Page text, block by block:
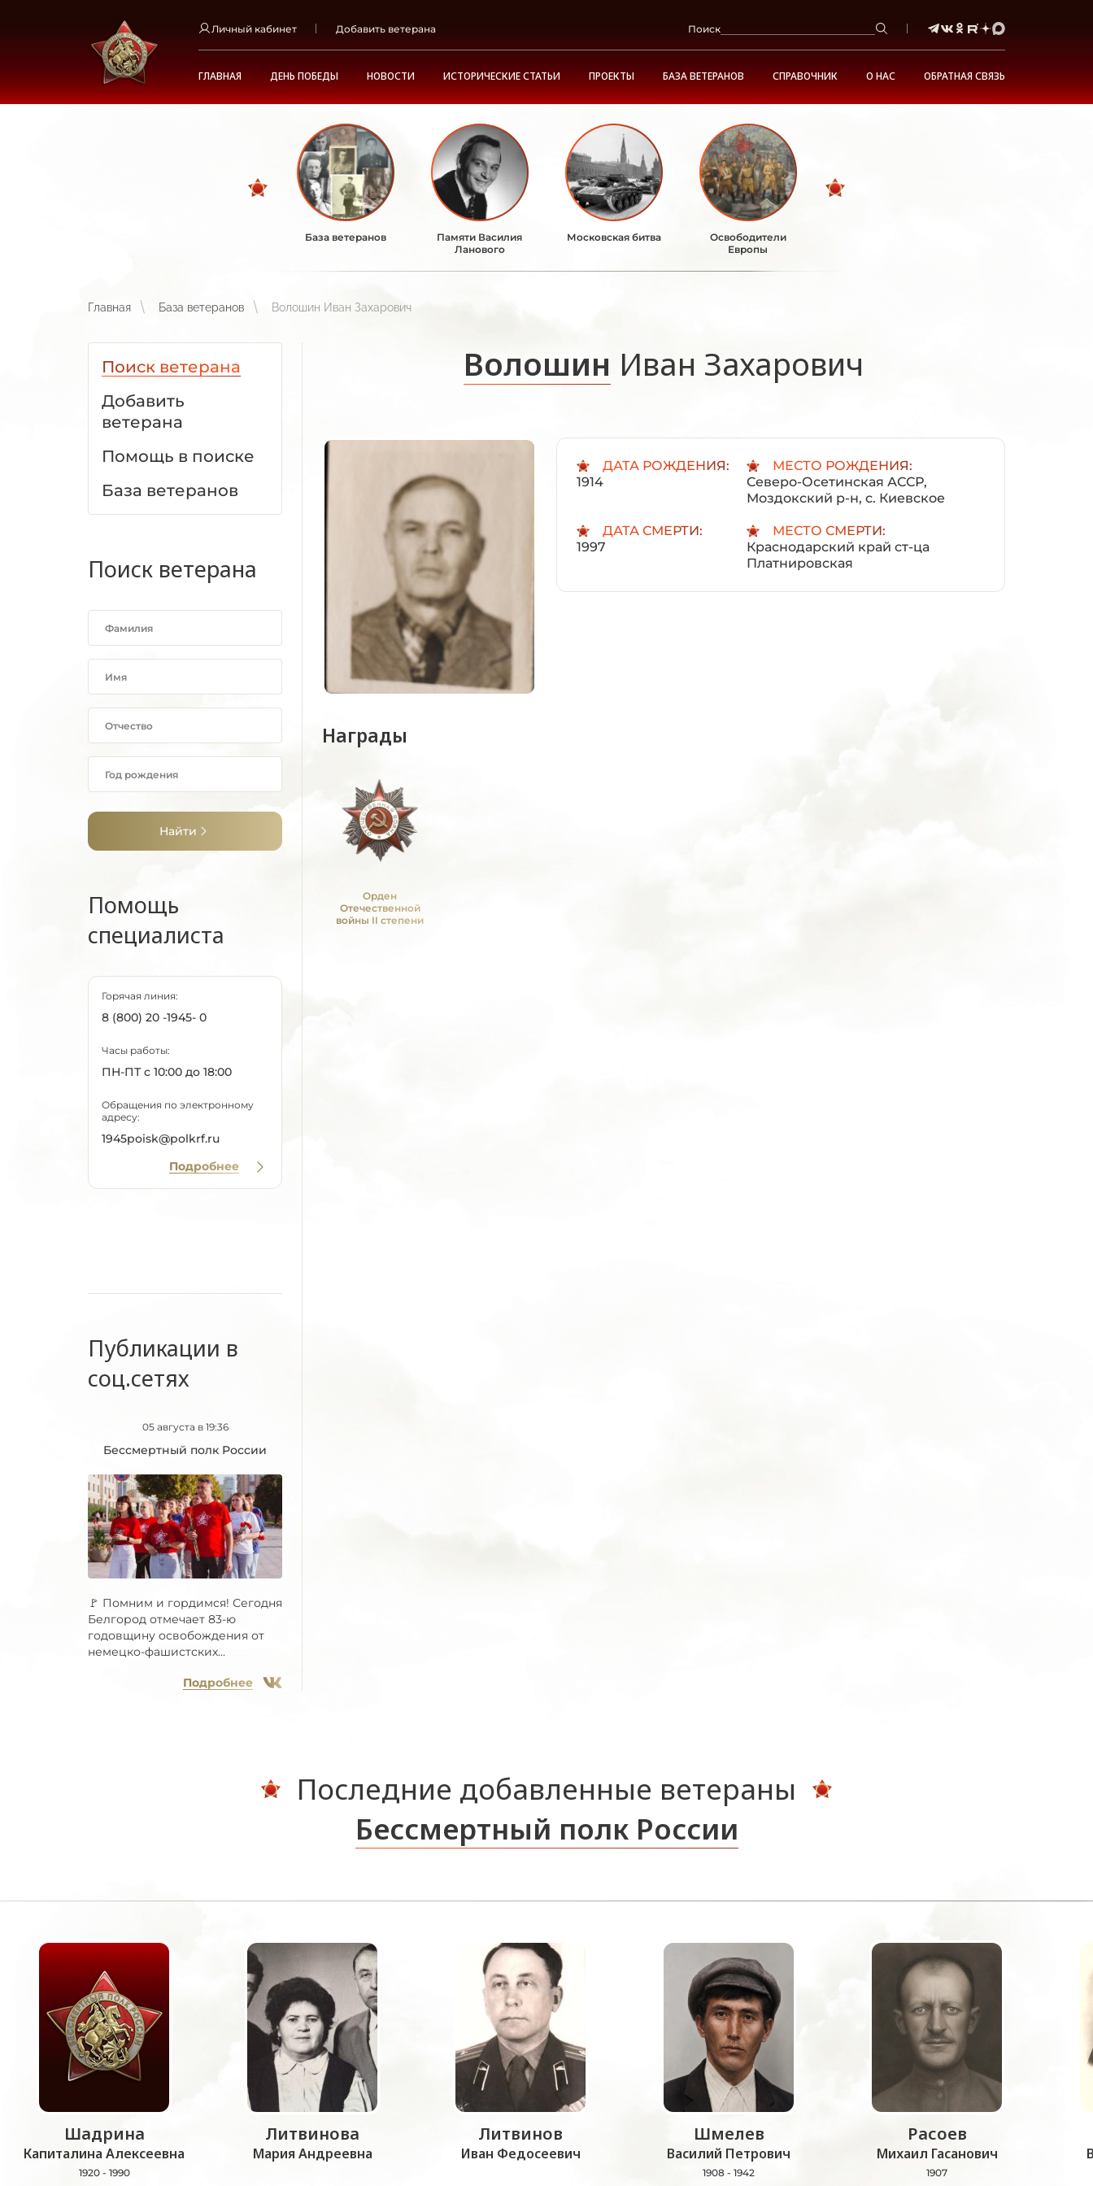
Личный кабинет Добавить ветерана Поиск
ГЛАВНАЯ ДЕНЬ ПОБЕДЫ НОВОСТИ ИСТОРИЧЕСКИЕ СТАТЬИ ПРОЕКТЫ БАЗА ВЕТЕРАНОВ СПРАВОЧНИК О НАС ОБРАТНАЯ СВЯЗЬ
База ветеранов
Памяти Василия
Ланового
Московская битва
Освободители
Европы
Главная База ветеранов Волошин Иван Захарович
Поиск ветерана
Добавить
ветерана
Помощь в поиске
База ветеранов
Поиск ветерана
Найти
Помощь
специалиста
Горячая линия:
8 (800) 20 -1945- 0
Часы работы:
ПН-ПТ с 10:00 до 18:00
Обращения по электронному
адресу:
1945poisk@polkrf.ru
Подробнее
Публикации в
соц.сетях
05 августа в 19:36
Бессмертный полк России
🚩 Помним и гордимся! Сегодня
Белгород отмечает 83-ю
годовщину освобождения от
немецко-фашистских...
Подробнее
Волошин Иван Захарович
ДАТА РОЖДЕНИЯ:
1914
МЕСТО РОЖДЕНИЯ:
Северо-Осетинская АССР,
Моздокский р-н, с. Киевское
ДАТА СМЕРТИ:
1997
МЕСТО СМЕРТИ:
Краснодарский край ст-ца
Платнировская
Награды
Орден
Отечественной
войны II степени
Последние добавленные ветераны
Бессмертный полк России
Шадрина
Капиталина Алексеевна
1920 - 1990
Литвинова
Мария Андреевна
Литвинов
Иван Федосеевич
Шмелев
Василий Петрович
1908 - 1942
Расоев
Михаил Гасанович
1907